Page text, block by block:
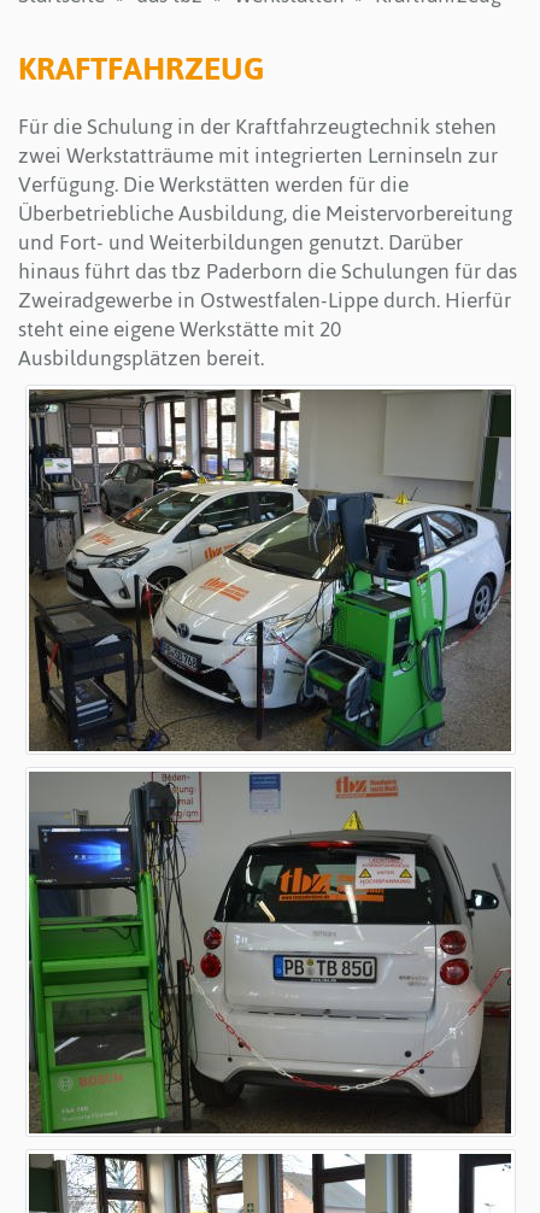
KRAFTFAHRZEUG
Für die Schulung in der Kraftfahrzeugtechnik stehen
zwei Werkstatträume mit integrierten Lerninseln zur
Verfügung. Die Werkstätten werden für die
Überbetriebliche Ausbildung, die Meistervorbereitung
und Fort- und Weiterbildungen genutzt. Darüber
hinaus führt das tbz Paderborn die Schulungen für das
Zweiradgewerbe in Ostwestfalen-Lippe durch. Hierfür
steht eine eigene Werkstätte mit 20
Ausbildungsplätzen bereit.